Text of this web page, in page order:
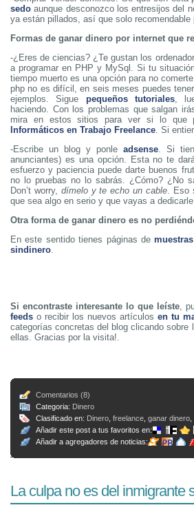
sedo aunque desconozco los entresijos del
ya están pillados, así que solo recomendable
Formas de ganar dinero por internet que
-¿Eres de ciencias? ¿Te gustan los
a programar en PHP y MySql. Si tu
tiempo muerto es una opción para no
php no es difícil, en seis meses puedes
ejemplos. Sigue pequeños tutoriales,
haciendo. Con los problemas que salgan
mira en estos sitios para ver si lo que
Informáticos en Trabajo Freelance. Si
-Escribe un blog y ponle adsense. Si
anunciantes) es una opción. Esta no te
esfuerzo y paciencia puede darte buenos
no lo pruebas no lo sabrás. ¿Cómo? ¿No
Don’t worry, dímelo y te echo un cable. Eso
que sea algo en serio y que vayas a
Otra forma de ganar dinero es no
En este sentido tienes páginas de
sindinero.
Si encontraste interesante lo que leíste,
feeds o recibir los nuevos artículosen tu
categorías concretas del blog clicando sobre
ellas. Gracias por la visita!.
Comentarios (8)
Categoria: Dinero
Clasificado en: Dinero freelance ganar dinero
Añadir este post a tus favoritos en:
Añadir a agregadores de noticias:
La culpa no es del inmigrante